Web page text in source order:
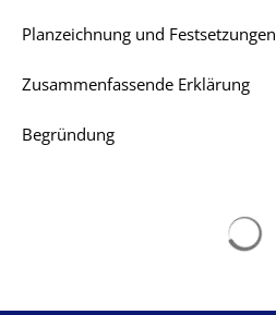
"Die
Herrenbeune"
im
Planzeichnung und Festsetzungen
Zusammenfassende Erklärung
Begründung